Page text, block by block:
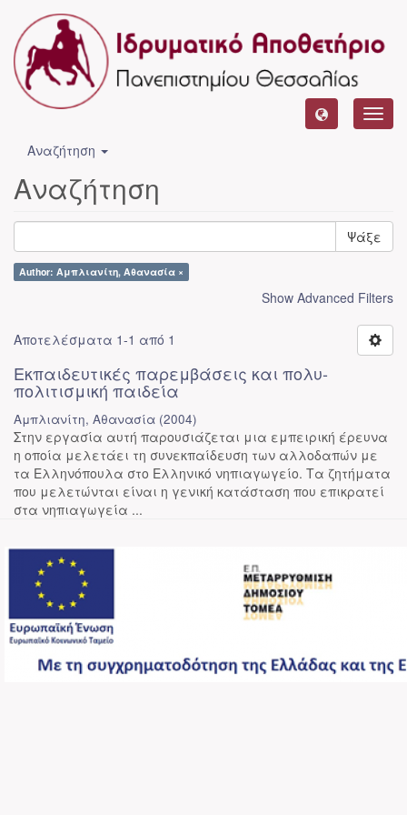
Αναζήτηση
Αναζήτηση
Ψάξε
Author: Αμπλιανίτη, Αθανασία ×
Show Advanced Filters
Αποτελέσματα 1-1 από 1
Εκπαιδευτικές παρεμβάσεις και πολυ-
πολιτισμική παιδεία
Αμπλιανίτη, Αθανασία (2004)
Στην εργασία αυτή παρουσιάζεται μια εμπειρική έρευνα
η οποία μελετάει τη συνεκπαίδευση των αλλοδαπών με
τα Ελληνόπουλα στο Ελληνικό νηπιαγωγείο. Τα ζητήματα
που μελετώνται είναι η γενική κατάσταση που επικρατεί
στα νηπιαγωγεία ...